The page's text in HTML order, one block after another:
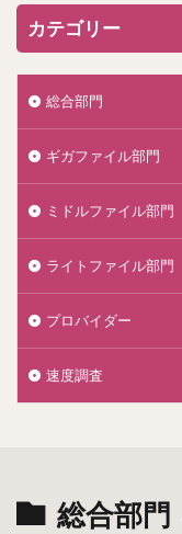
カテゴリー
総合部門
ギガファイル部門
ミドルファイル部門
ライトファイル部門
プロバイダー
速度調査
総合部門